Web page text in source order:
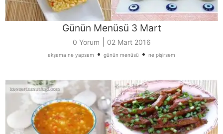
Günün Menüsü 3 Mart
0 Yorum 02 Mart 2016
akşama ne yapsam • günün menüsü • ne pişirsem